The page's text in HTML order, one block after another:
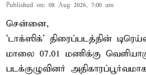
Published on: 08 Aug 2026, 7:00 am
சென்னை,
'டாக்ஸிக்' திரைப்படத்தின்
மாலை 07.01 மணிக்கு
படக்குழுவினர்